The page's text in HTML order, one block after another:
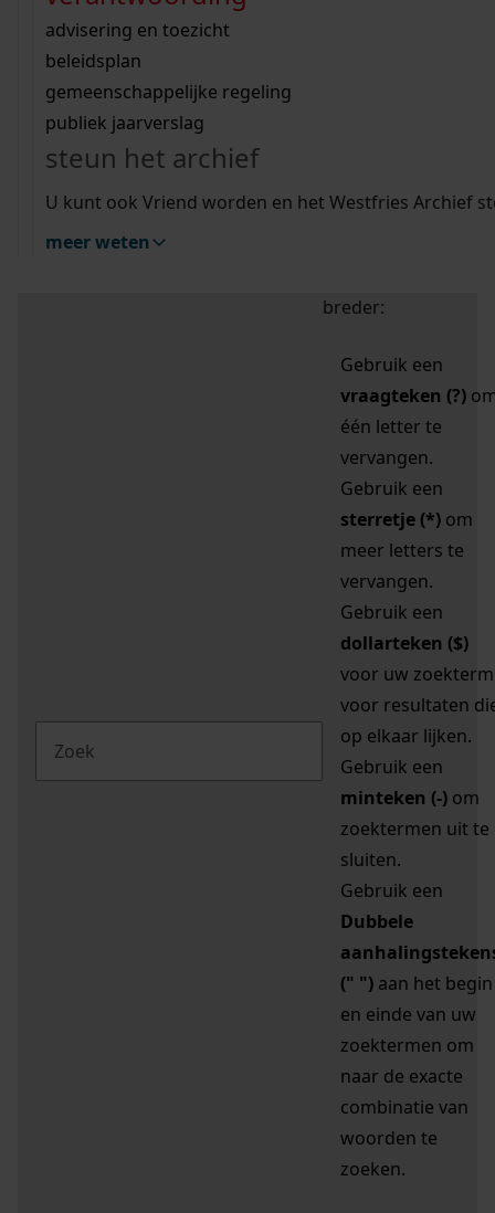
bouwvergunningen
omgevingsvergunningen
vergunningen
beeld en geluid
uitleg nodig?
Wij helpen u op weg met een aantal zoektips.
bekijk alle zoektips
Wij helpen u op weg met een aantal zoektips.
bekijk alle zoektips
bekijk ons geschiedenislokaal
advisering en toezicht
beleidsplan
gemeenschappelijke regeling
publiek jaarverslag
steun het archief
U kunt ook Vriend worden en het Westfries Archief
meer weten
zoektips
Mijn Studiezaal (inloggen)
uw zoekopdracht te
breder:
Gebruik een
vraagteken (?)
één letter te
vervangen.
Gebruik een
sterretje (*) om
meer letters te
vervangen.
Gebruik een
dollarteken ($)
voor uw zoekterm
voor resultaten
op elkaar lijken.
Gebruik een
minteken (-) om
zoektermen uit te
sluiten.
Gebruik een
Dubbele
(" ") aan het begin
en einde van uw
zoektermen om
naar de exacte
combinatie van
woorden te
zoeken.